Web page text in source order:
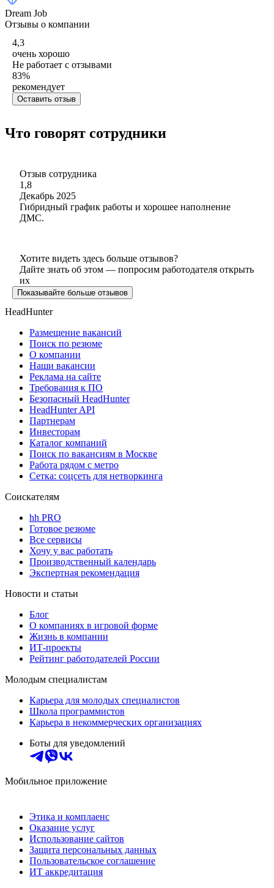
Dream Job
Отзывы о компании
4,3
очень хорошо
Не работает с отзывами
83%
рекомендует
Оставить отзыв
Что говорят сотрудники
Отзыв сотрудника
1,8
Декабрь 2025
Гибридный график работы и хорошее наполнение
ДМС.
Хотите видеть здесь больше отзывов?
Дайте знать об этом — попросим работодателя открыть
их
Показывайте больше отзывов
HeadHunter
Размещение вакансий
Поиск по резюме
О компании
Наши вакансии
Реклама на сайте
Требования к ПО
Безопасный HeadHunter
HeadHunter API
Партнерам
Инвесторам
Каталог компаний
Поиск по вакансиям в Москве
Работа рядом с метро
Сетка: соцсеть для нетворкинга
Соискателям
hh PRO
Готовое резюме
Все сервисы
Хочу у вас работать
Производственный календарь
Экспертная рекомендация
Новости и статьи
Блог
О компаниях в игровой форме
Жизнь в компании
ИТ-проекты
Рейтинг работодателей России
Молодым специалистам
Карьера для молодых специалистов
Школа программистов
Карьера в некоммерческих организациях
Боты для уведомлений
Мобильное приложение
Этика и комплаенс
Оказание услуг
Использование сайтов
Защита персональных данных
Пользовательское соглашение
ИТ аккредитация